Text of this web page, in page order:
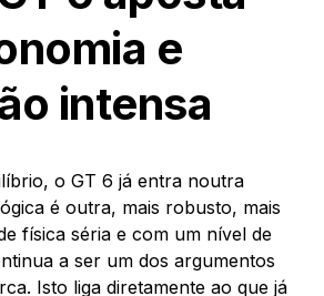
e
intensa
o GT 6 já entra noutra
é outra, mais robusto, mais
física séria e com um nível de
a ser um dos argumentos
Isto liga diretamente ao que já